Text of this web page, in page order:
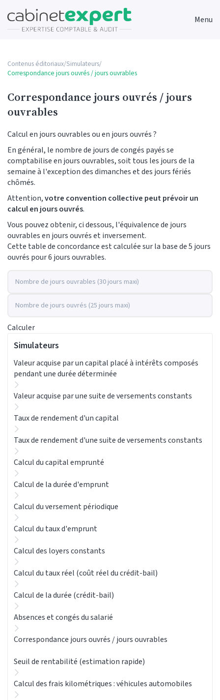
Menu
Contenus éditoriaux/Simulateurs/
Correspondance jours ouvrés / jours ouvrables
Correspondance jours ouvrés / jours
ouvrables
Calcul en jours ouvrables ou en jours ouvrés ?
En général, le nombre de jours de congés payés se
comptabilise en jours ouvrables, soit tous les jours de la
semaine à l'exception des dimanches et des jours fériés
chômés.
Attention,votre convention collective peut prévoir un
calcul en jours ouvrés.
Vous pouvez obtenir, ci dessous, l'équivalence de jours
ouvrables en jours ouvrés et inversement.
Cette table de concordance est calculée sur la base de 5 jours
ouvrés pour 6 jours ouvrables.
Nombre de jours ouvrables (30 jours maxi)
Nombre de jours ouvrés (25 jours maxi)
Calculer
Simulateurs
Valeur acquise par un capital placé à intérêts composés
pendant une durée déterminée
Valeur acquise par une suite de versements constants
Taux de rendement d'un capital
Taux de rendement d'une suite de versements constants
Calcul du capital emprunté
Calcul de la durée d'emprunt
Calcul du versement périodique
Calcul du taux d'emprunt
Calcul des loyers constants
Calcul du taux réel (coût réel du crédit-bail)
Calcul de la durée (crédit-bail)
Absences et congés du salarié
Correspondance jours ouvrés / jours ouvrables
Seuil de rentabilité (estimation rapide)
Calcul des frais kilométriques : véhicules automobiles